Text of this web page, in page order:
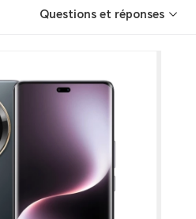
Questions et réponses